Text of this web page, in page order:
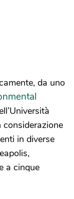
da uno
in diverse
a cinque